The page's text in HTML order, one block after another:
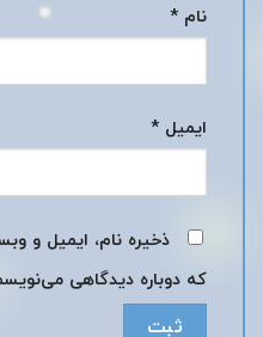
نام *
ایمیل *
ذخیره نام، ایمیل و
که دوباره دیدگاهی